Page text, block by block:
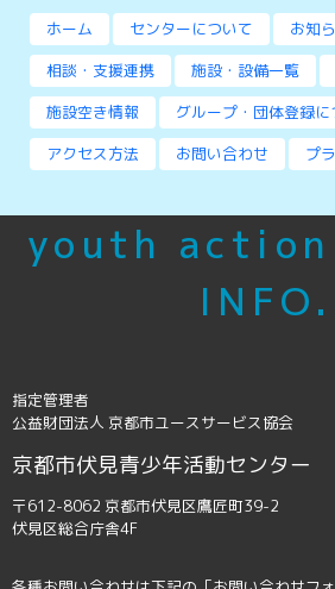
ホーム センターについて お知
相談・支援連携
施設・設備一覧
施設空き情報
グループ・団体登録に
アクセス方法
お問い合わせ プ
youth
INFO.
指定管理者
公益財団法人 京都市ユースサービス協会
京都市伏見青少年活動センター
〒612-8062 京都市伏見区鷹匠町39-2
伏見区総合庁舎4F